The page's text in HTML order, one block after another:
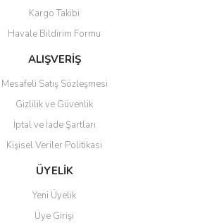
Kargo Takibi
Havale Bildirim Formu
ALIŞVERİŞ
Mesafeli Satış Sözleşmesi
Gizlilik ve Güvenlik
İptal ve İade Şartları
Kişisel Veriler Politikası
ÜYELİK
Yeni Üyelik
Üye Girişi